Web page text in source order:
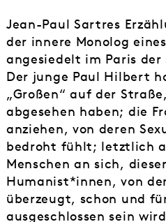
Jean-Paul Sartres
der innere Monolog
angesiedelt im Paris der
Der junge Paul Hilbert
„Großen“ auf der
abgesehen haben; die
anziehen, von deren
bedroht fühlt; letztlich
Menschen an sich,
Humanist*innen, von
überzeugt, schon und
ausgeschlossen sein